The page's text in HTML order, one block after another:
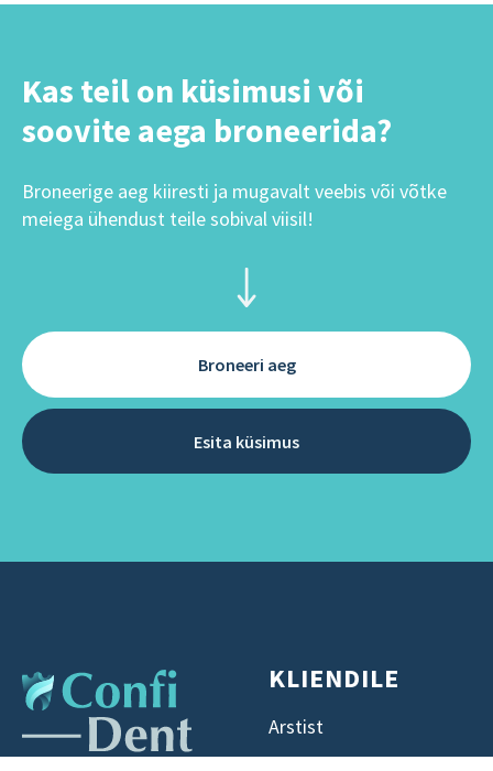
Kas teil on küsimusi või
soovite aega broneerida?
Broneerige aeg kiiresti ja mugavalt veebis või võtke
meiega ühendust teile sobival viisil!
Broneeri aeg
Esita küsimus
KLIENDILE
Arstist